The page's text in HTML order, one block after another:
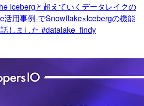
Icebergと超えていくデータレイクの
活用事例-でSnowflake×Icebergの機能
しました #datalake_findy